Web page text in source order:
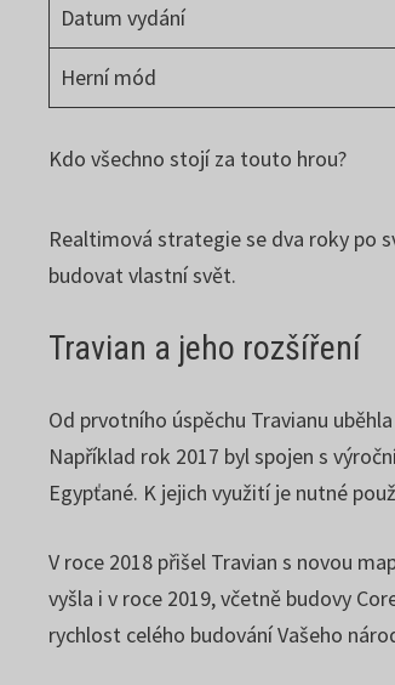
Datum vydání
Herní mód
Kdo všechno stojí za touto hrou?
Realtimová strategie se dva roky po
budovat vlastní svět.
Travian a jeho rozšíření
Od prvotního úspěchu Travianu
Například rok 2017 byl spojen s
Egypťané. K jejich využití je nutné
V roce 2018 přišel Travian s novou
vyšla i v roce 2019, včetně budovy
rychlost celého budování Vašeho